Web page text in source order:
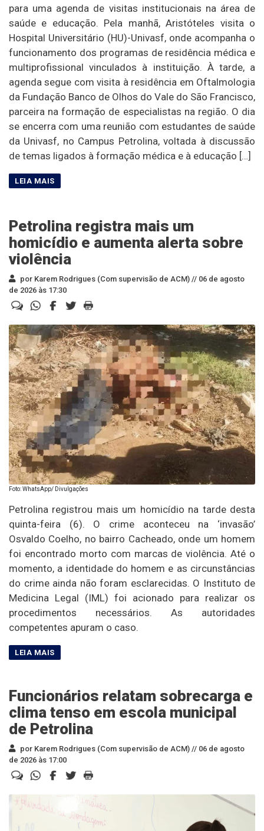
para uma agenda de visitas institucionais na área de
saúde e educação. Pela manhã, Aristóteles visita o
Hospital Universitário (HU)-Univasf, onde acompanha o
funcionamento dos programas de residência médica e
multiprofissional vinculados à instituição. À tarde, a
agenda segue com visita à residência em Oftalmologia
da Fundação Banco de Olhos do Vale do São Francisco,
parceira na formação de especialistas na região. O dia
se encerra com uma reunião com estudantes de saúde
da Univasf, no Campus Petrolina, voltada à discussão
de temas ligados à formação médica e à educação […]
Petrolina registra mais um
homicídio e aumenta alerta sobre
violência
por Karem Rodrigues (Com supervisão de ACM) // 06 de agosto
de 2026 às 17:30
Foto: WhatsApp/ Divulgações
Petrolina registrou mais um homicídio na tarde desta
quinta-feira (6). O crime aconteceu na ‘invasão’
Osvaldo Coelho, no bairro Cacheado, onde um homem
foi encontrado morto com marcas de violência. Até o
momento, a identidade do homem e as circunstâncias
do crime ainda não foram esclarecidas. O Instituto de
Medicina Legal (IML) foi acionado para realizar os
procedimentos necessários. As autoridades
competentes apuram o caso.
Funcionários relatam sobrecarga e
clima tenso em escola municipal
de Petrolina
por Karem Rodrigues (Com supervisão de ACM) // 06 de agosto
de 2026 às 17:00